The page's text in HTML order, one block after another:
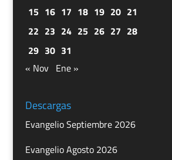
15 16 17 18 19 20 21
22 23 24 25 26 27 28
29 30 31
« Nov Ene »
Descargas
Evangelio Septiembre 2026
Evangelio Agosto 2026